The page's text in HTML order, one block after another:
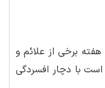
اگر تقریباً هر روز و به‌مدت حداقل 2 هفته برخی از علائم و
است با دچار افسردگی